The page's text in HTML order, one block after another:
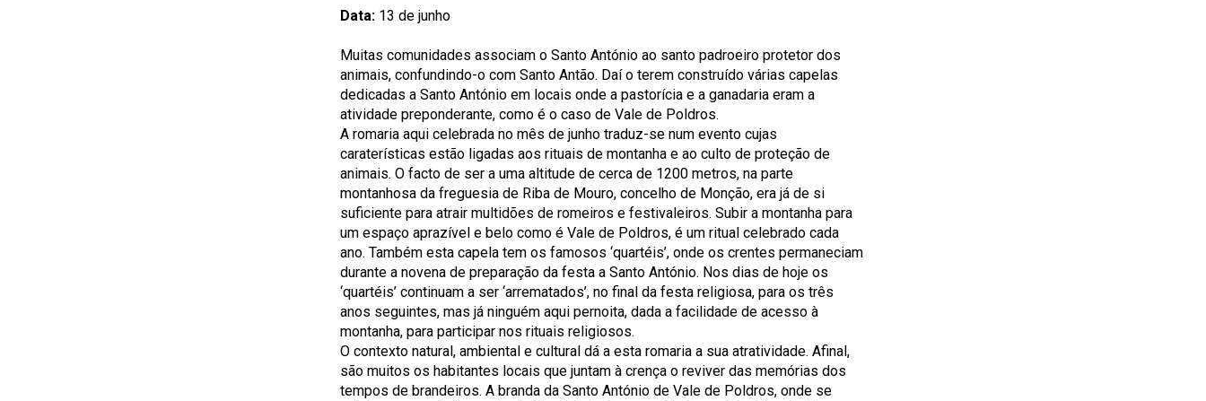
Data: 13 de junho
Muitas comunidades associam o Santo António ao santo padroeiro protetor dos
animais, confundindo-o com Santo Antão. Daí o terem construído várias capelas
dedicadas a Santo António em locais onde a pastorícia e a ganadaria eram a
atividade preponderante, como é o caso de Vale de Poldros.
A romaria aqui celebrada no mês de junho traduz-se num evento cujas
caraterísticas estão ligadas aos rituais de montanha e ao culto de proteção de
animais. O facto de ser a uma altitude de cerca de 1200 metros, na parte
montanhosa da freguesia de Riba de Mouro, concelho de Monção, era já de si
suficiente para atrair multidões de romeiros e festivaleiros. Subir a montanha para
um espaço aprazível e belo como é Vale de Poldros, é um ritual celebrado cada
ano. Também esta capela tem os famosos ‘quartéis’, onde os crentes permaneciam
durante a novena de preparação da festa a Santo António. Nos dias de hoje os
‘quartéis’ continuam a ser ‘arrematados’, no final da festa religiosa, para os três
anos seguintes, mas já ninguém aqui pernoita, dada a facilidade de acesso à
montanha, para participar nos rituais religiosos.
O contexto natural, ambiental e cultural dá a esta romaria a sua atratividade. Afinal,
são muitos os habitantes locais que juntam à crença o reviver das memórias dos
tempos de brandeiros. A branda da Santo António de Vale de Poldros, onde se